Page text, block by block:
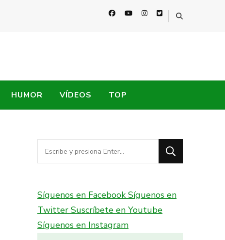
HUMOR VÍDEOS TOP
¿Buscas
algo?
Síguenos en FacebookSíguenos en
Twitter Suscríbete en Youtube
Síguenos en Instagram